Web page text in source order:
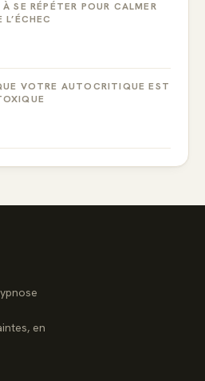
SE RÉPÉTER POUR CALMER
L’ÉCHEC
VOTRE AUTOCRITIQUE EST
en